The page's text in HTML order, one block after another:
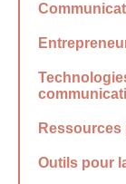
Outils pour